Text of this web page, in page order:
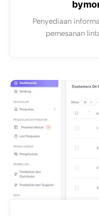
Penyediaan
pemesanan